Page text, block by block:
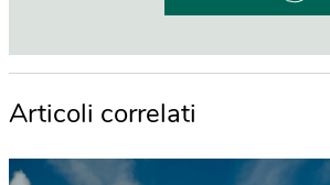
Articoli correlati